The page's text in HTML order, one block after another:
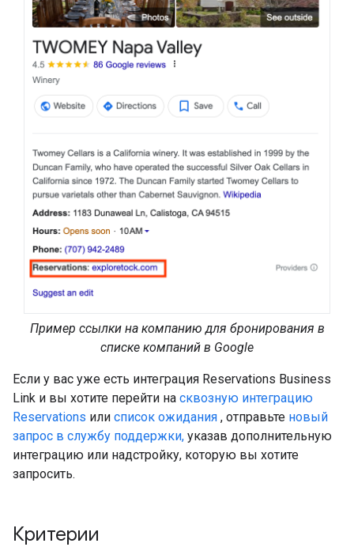
Пример ссылки на компанию для бронирования в
списке компаний в Google
Если у вас уже есть интеграция Reservations Business
Link и вы хотите перейти на сквозную интеграцию
Reservations или список ожидания , отправьте новый
запрос в службу поддержки, указав дополнительную
интеграцию или надстройку, которую вы хотите
запросить.
Критерии